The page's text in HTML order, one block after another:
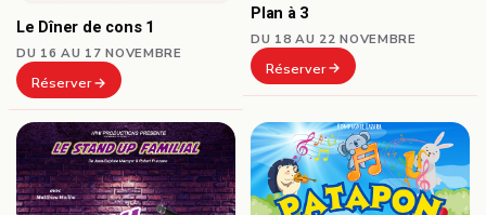
Le Dîner de cons 1
DU 16 AU 17 NOVEMBRE
Réserver
Plan à 3
DU 18 AU 22 NOVEMBRE
Réserver